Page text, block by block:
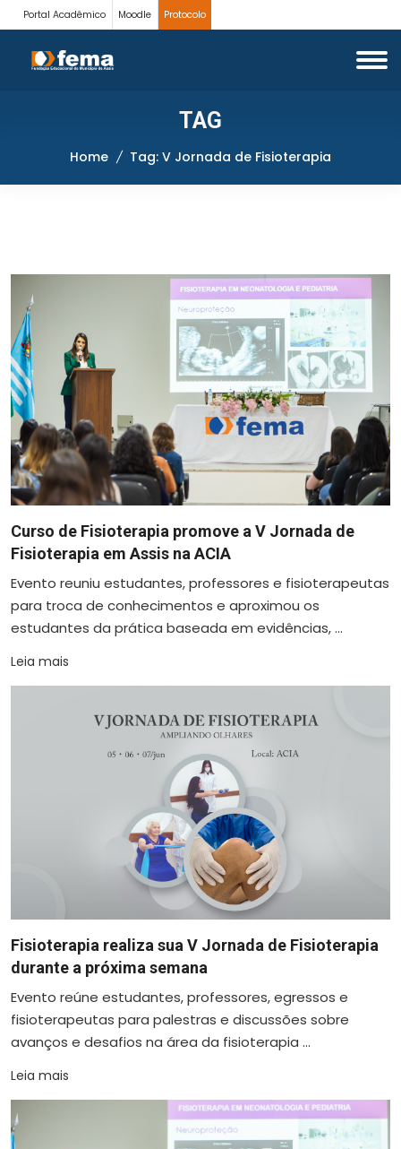
Portal Acadêmico Moodle Protocolo
TAG
Home Tag: V Jornada de Fisioterapia
Curso de Fisioterapia promove a V Jornada de
Fisioterapia em Assis na ACIA
Evento reuniu estudantes, professores e fisioterapeutas
para troca de conhecimentos e aproximou os
estudantes da prática baseada em evidências, ...
Leia mais
Fisioterapia realiza sua V Jornada de Fisioterapia
durante a próxima semana
Evento reúne estudantes, professores, egressos e
fisioterapeutas para palestras e discussões sobre
avanços e desafios na área da fisioterapia ...
Leia mais